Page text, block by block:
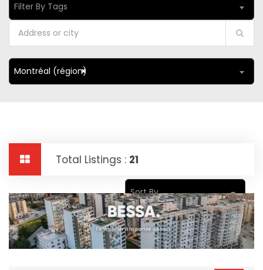
Filter By Tags
×
Montréal (région)
Total Listings : 21
Sort By